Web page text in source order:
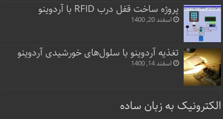
پروژه ساخت قفل‌ درب RFID با آردوینو
اسفند 20, 1400
تغذیه آردوینو با سلول‌های خورشیدی آردوینو
اسفند 14, 1400
الکترونیک به زبان ساده